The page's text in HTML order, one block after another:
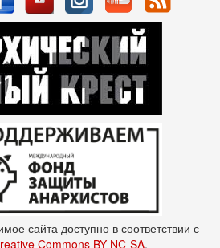
сайта доступно в соответствии с
Commons BY-NC-SA.